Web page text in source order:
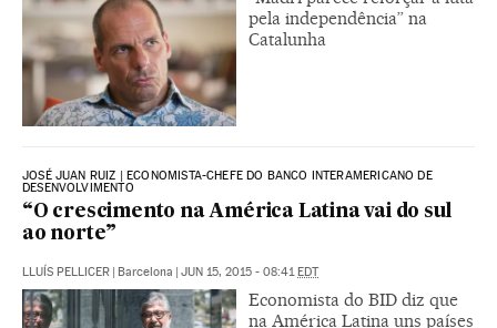
pela independência” na
Catalunha
JOSÉ JUAN RUIZ | ECONOMISTA-CHEFE DO BANCO INTERAMERICANO DE
DESENVOLVIMENTO
“O crescimento na América Latina vai do sul
ao norte”
LLUÍS PELLICER | Barcelona | JUN 15, 2015 - 08:41EDT
Economista do BID diz que
na América Latina uns países